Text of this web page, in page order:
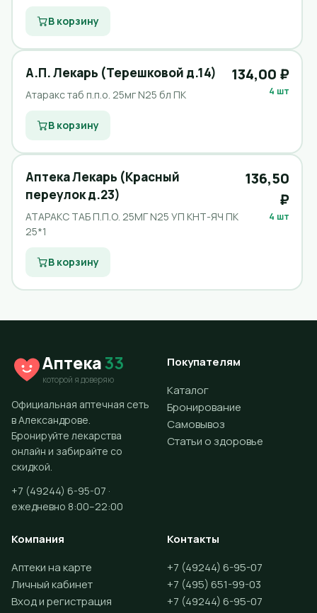
В корзину
А.П. Лекарь (Терешковой д.14)
Атаракс таб п.п.о. 25мг N25 бл ПК
134,00 ₽
4 шт
В корзину
Аптека Лекарь (Красный
переулок д.23)
АТАРАКС ТАБ П.П.О. 25МГ N25 УП КНТ-ЯЧ ПК
25*1
136,50
₽
4 шт
В корзину
Аптека33
которой я доверяю
Официальная аптечная сеть
в Александрове.
Бронируйте лекарства
онлайн и забирайте со
скидкой.
+7 (49244) 6-95-07 ·
ежедневно 8:00–22:00
Покупателям
Каталог
Бронирование
Самовывоз
Статьи о здоровье
Компания
Аптеки на карте
Личный кабинет
Вход и регистрация
Контакты
+7 (49244) 6-95-07
+7 (495) 651-99-03
+7 (49244) 6-95-07